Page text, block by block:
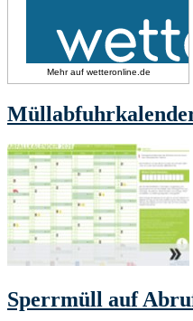
Mehr auf wetteronline.de
Sperrmüll auf